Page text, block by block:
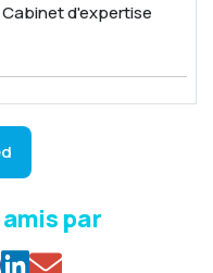
d'expertise
par